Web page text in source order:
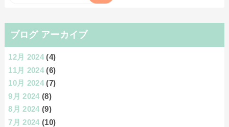
ブログ アーカイブ
12月 2024 (4)
11月 2024 (6)
10月 2024 (7)
9月 2024 (8)
8月 2024 (9)
7月 2024 (10)